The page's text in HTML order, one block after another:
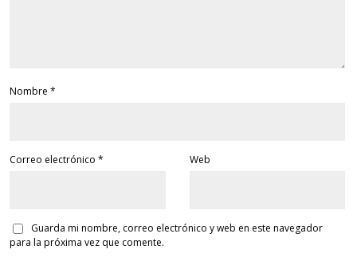
Nombre *
Correo electrónico * Web
Guarda mi nombre, correo electrónico y web en este navegador
para la próxima vez que comente.